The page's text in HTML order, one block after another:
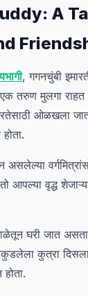
A
, गगनचुंबी
एक तरुण मुलगा
ओळखला
असलेल्या
आपल्या वृद्ध
घरी जात
कुत्रा